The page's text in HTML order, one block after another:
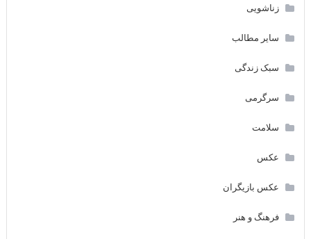
زناشویی
سایر مطالب
سبک زندگی
سرگرمی
سلامت
عکس
عکس بازیگران
فرهنگ و هنر